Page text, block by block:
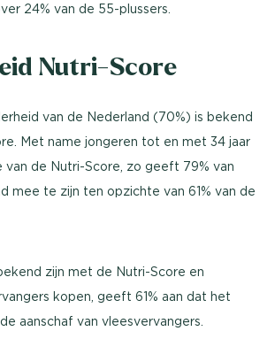
24% van de 55-plussers.
Nutri-Score
van de Nederland (70%) is bekend
Met name jongeren tot en met 34 jaar
van de Nutri-Score, zo geeft 79% van
mee te zijn ten opzichte van 61% van de
zijn met de Nutri-Score en
kopen, geeft 61% aan dat het
aanschaf van vleesvervangers.